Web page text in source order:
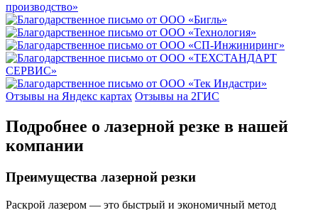
Отзывы на Яндекс картах Отзывы на 2ГИС
Подробнее о лазерной резке в нашей
компании
Преимущества лазерной резки
Раскрой лазером — это быстрый и экономичный метод